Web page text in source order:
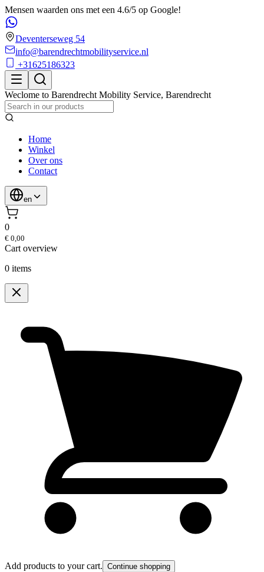
Mensen waarden ons met een 4.6/5 op Google!
Deventerseweg 54
info@barendrechtmobilityservice.nl
+31625186323
Weclome to Barendrecht Mobility Service, Barendrecht
Home
Winkel
Over ons
Contact
en
0
€ 0,00
Cart overview
0 items
Add products to your cart. Continue shopping